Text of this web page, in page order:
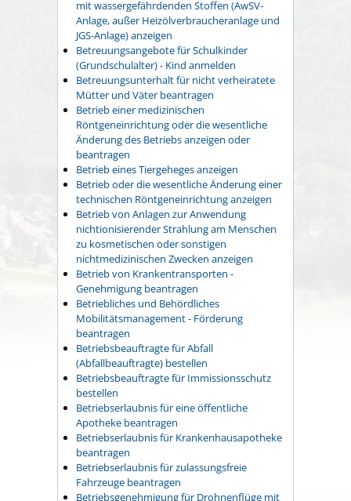
mit wassergefährdenden Stoffen (AwSV-
Anlage, außer Heizölverbraucheranlage und
JGS-Anlage) anzeigen
Betreuungsangebote für Schulkinder
(Grundschulalter) - Kind anmelden
Betreuungsunterhalt für nicht verheiratete
Mütter und Väter beantragen
Betrieb einer medizinischen
Röntgeneinrichtung oder die wesentliche
Änderung des Betriebs anzeigen oder
beantragen
Betrieb eines Tiergeheges anzeigen
Betrieb oder die wesentliche Änderung einer
technischen Röntgeneinrichtung anzeigen
Betrieb von Anlagen zur Anwendung
nichtionisierender Strahlung am Menschen
zu kosmetischen oder sonstigen
nichtmedizinischen Zwecken anzeigen
Betrieb von Krankentransporten -
Genehmigung beantragen
Betriebliches und Behördliches
Mobilitätsmanagement - Förderung
beantragen
Betriebsbeauftragte für Abfall
(Abfallbeauftragte) bestellen
Betriebsbeauftragte für Immissionsschutz
bestellen
Betriebserlaubnis für eine öffentliche
Apotheke beantragen
Betriebserlaubnis für Krankenhausapotheke
beantragen
Betriebserlaubnis für zulassungsfreie
Fahrzeuge beantragen
Betriebsgenehmigung für Drohnenflüge mit